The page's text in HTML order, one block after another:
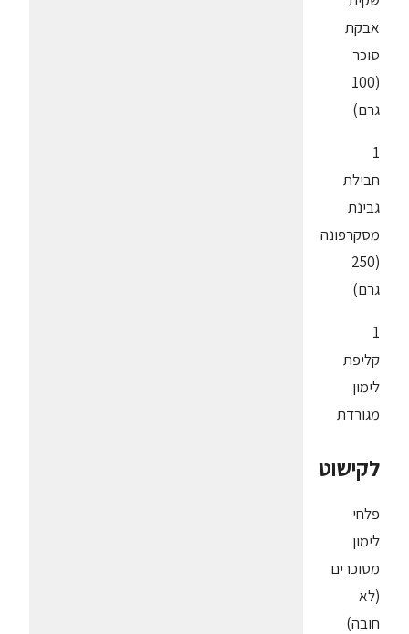
אבקת
סוכר
(100
גרם)
1
חבילת
גבינת
מסקרפונה
(250
גרם)
1
קליפת
לימון
מגורדת
לקישוט
פלחי
לימון
מסוכרים
(לא
חובה)